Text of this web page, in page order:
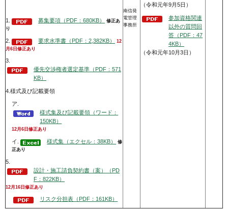
1. 募集要項（PDF：680KB）
修正あ
り
2. 要求水準書（PDF：2,382KB）
12
月6日修正あり
3.
優先交渉権者選定基準（PDF：571
KB）
4.様式及び記載要領
ア.
様式集及び記載要領（ワード：
150KB）
12月6日修正あり
イ. 様式集（エクセル：38KB）
修
正あり
5.
設計・施工請負契約書（案）（PD
F：822KB）
12月16日修正あり
リスク分担表（PDF：161KB）
南信発
電管理
事務所
（令和元年9月5日）
参加資格関連
以外の質問回
答（PDF：47
4KB）
（令和元年10月3日）